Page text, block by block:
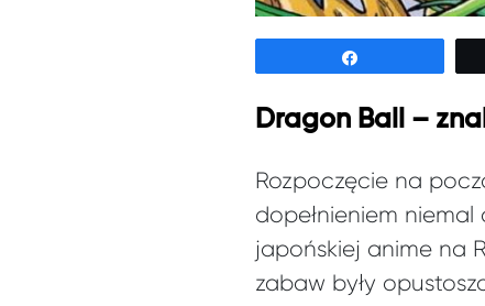
Dragon Ball –
Rozpoczęcie na
dopełnieniem
japońskiej anime na
zabaw były